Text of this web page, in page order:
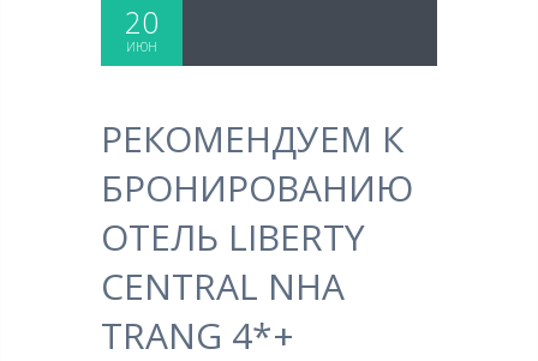
20
ИЮН
РЕКОМЕНДУЕМ К
БРОНИРОВАНИЮ
ОТЕЛЬ LIBERTY
CENTRAL NHA
TRANG 4*+